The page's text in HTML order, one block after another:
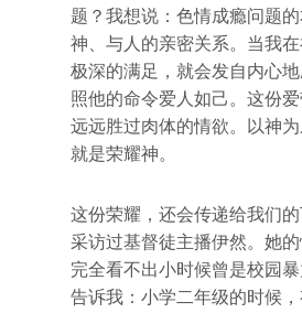
题？我想说：色情成瘾问题
神、与人的亲密关系。当我
极深的满足，就会发自内心
照他的命令爱人如己。这份爱
远远胜过肉体的情欲。以神为
就是荣耀神。
这份荣耀，还会传递给我们
采访过基督徒主播伊然。她的
完全看不出小时候曾是校园
告诉我：小学二年级的时候